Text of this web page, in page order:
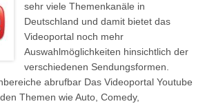
sehr viele Themenkanäle in
Deutschland und damit bietet das
Videoportal noch mehr
Auswahlmöglichkeiten hinsichtlich der
verschiedenen Sendungsformen.
abrufbar Das Videoportal Youtube
Themen wie Auto, Comedy,